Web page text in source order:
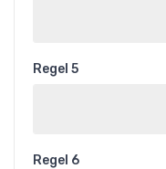
Regel 5
Regel 6